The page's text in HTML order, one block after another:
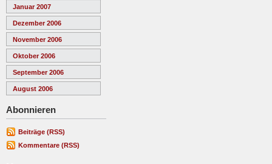
Januar 2007
Dezember 2006
November 2006
Oktober 2006
September 2006
August 2006
Abonnieren
Beiträge (RSS)
Kommentare (RSS)